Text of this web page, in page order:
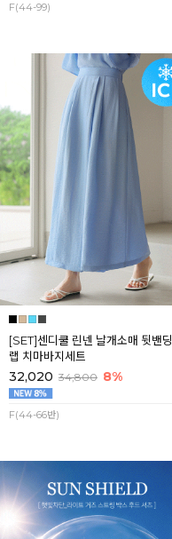
F(44-99)
[SET]센디쿨 린넨 날개소매 뒷밴딩
랩 치마바지세트
32,020 34,800 8%
F(44-66반)